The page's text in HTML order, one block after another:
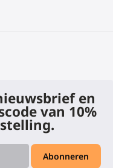
en
van 10%